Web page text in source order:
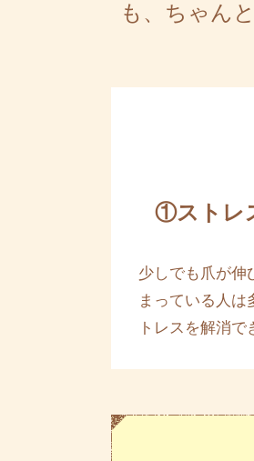
も、ちゃん
①ストレ
少しでも爪が伸
まっている人は
トレスを解消